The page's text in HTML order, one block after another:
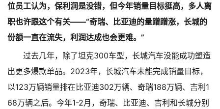
位员工认为，保利润是没错，但今年销量目标挺高，多人离
职也许跟这个有关——“奇瑞、比亚迪的量蹭蹭涨，长城的
份额一直在流失，利润达成也会更难。”
过去几年，除了坦克300车型，长城汽车没能成功塑造
出更多爆款单品。2023年，长城汽车未能完成销量目标，
以123万辆销量排在比亚迪302万辆、奇瑞188万辆、吉利1
68万辆之后。今年1-2月，奇瑞、比亚迪、吉利和长城分别